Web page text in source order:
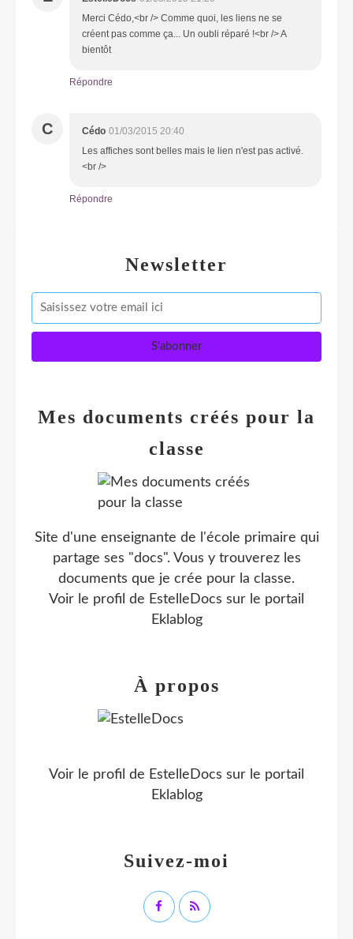
Merci Cédo,<br /> Comme quoi, les liens ne se
créent pas comme ça... Un oubli réparé !<br /> A
bientôt
Répondre
C Cédo 01/03/2015 20:40
Les affiches sont belles mais le lien n'est pas activé.
<br />
Répondre
Newsletter
Mes documents créés pour la
classe
Site d'une enseignante de l'école primaire qui
partage ses "docs". Vous y trouverez les
documents que je crée pour la classe.
Voir le profil de EstelleDocs sur le portail
Eklablog
Suivez-moi
À propos
Voir le profil de EstelleDocs sur le portail
Eklablog